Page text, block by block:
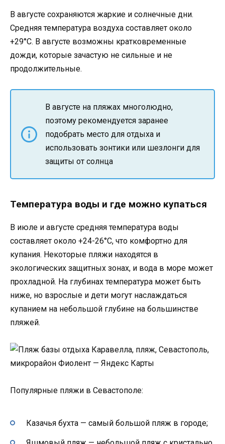
В августе сохраняются жаркие и солнечные дни.
Средняя температура воздуха составляет около
+29°C. В августе возможны кратковременные
дожди, которые зачастую не сильные и не
продолжительные.
В августе на пляжах многолюдно,
поэтому рекомендуется заранее
подобрать место для отдыха и
использовать зонтики или шезлонги для
защиты от солнца
Температура воды и где можно купаться
В июле и августе средняя температура воды
составляет около +24-26°C, что комфортно для
купания. Некоторые пляжи находятся в
экологических защитных зонах, и вода в море может
прохладной. На глубинах температура может быть
ниже, но взрослые и дети могут наслаждаться
купанием на небольшой глубине на большинстве
пляжей.
Популярные пляжи в Севастополе:
Казачья бухта — самый большой пляж в городе;